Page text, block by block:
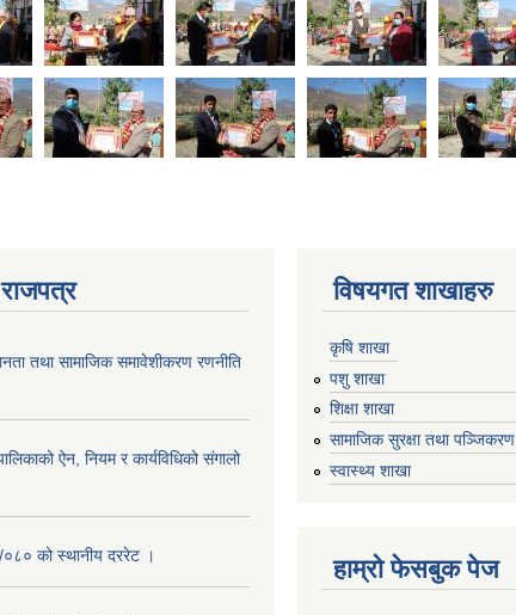
तथा सामाजिक समावेशीकरण रणनीति
ऐन, नियम र कार्यविधिको संगालो
को स्थानीय दररेट ।
विषयगत शाखाहरु
कृषि शाखा
पशु शाखा
शिक्षा शाखा
सामाजिक सुरक्षा तथा पञ्जिकरण
स्वास्थ्य शाखा
हाम्रो फेसबुक पेज